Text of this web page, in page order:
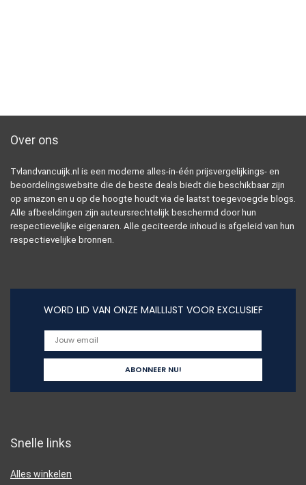
Over ons
Tvlandvancuijk.nl is een moderne alles-in-één prijsvergelijkings- en
beoordelingswebsite die de beste deals biedt die beschikbaar zijn
op amazon en u op de hoogte houdt via de laatst toegevoegde blogs.
Alle afbeeldingen zijn auteursrechtelijk beschermd door hun
respectievelijke eigenaren. Alle geciteerde inhoud is afgeleid van hun
respectievelijke bronnen.
WORD LID VAN ONZE MAILLIJST VOOR EXCLUSIEF
Snelle links
Alles winkelen